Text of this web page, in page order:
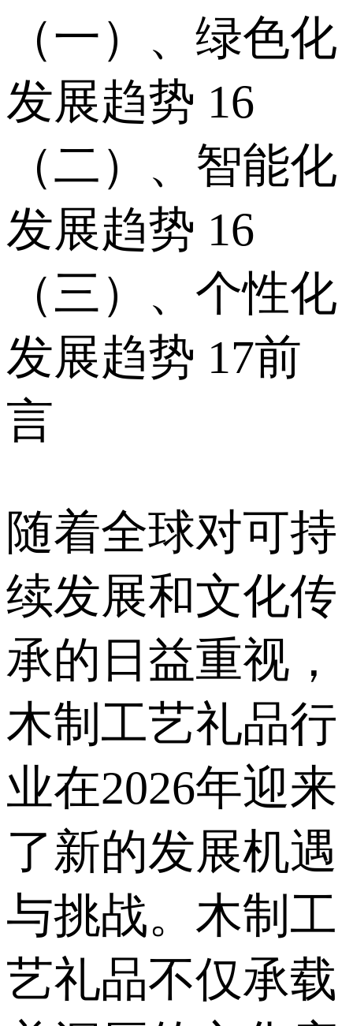
（一）、绿色化
发展趋势 16
（二）、智能化
发展趋势 16
（三）、个性化
发展趋势 17 前
言
随着全球对可持
续发展和文化传
承的日益重视，
木制工艺礼品行
业在2026年迎来
了新的发展机遇
与挑战。木制工
艺礼品不仅承载